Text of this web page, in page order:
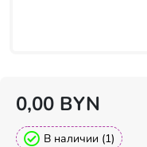
0,00 BYN
В наличии (1)